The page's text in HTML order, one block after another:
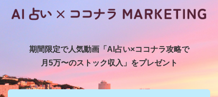
期間限定で人気動画「AI占い×ココナラ攻略で
月5万〜のストック収入」をプレゼント